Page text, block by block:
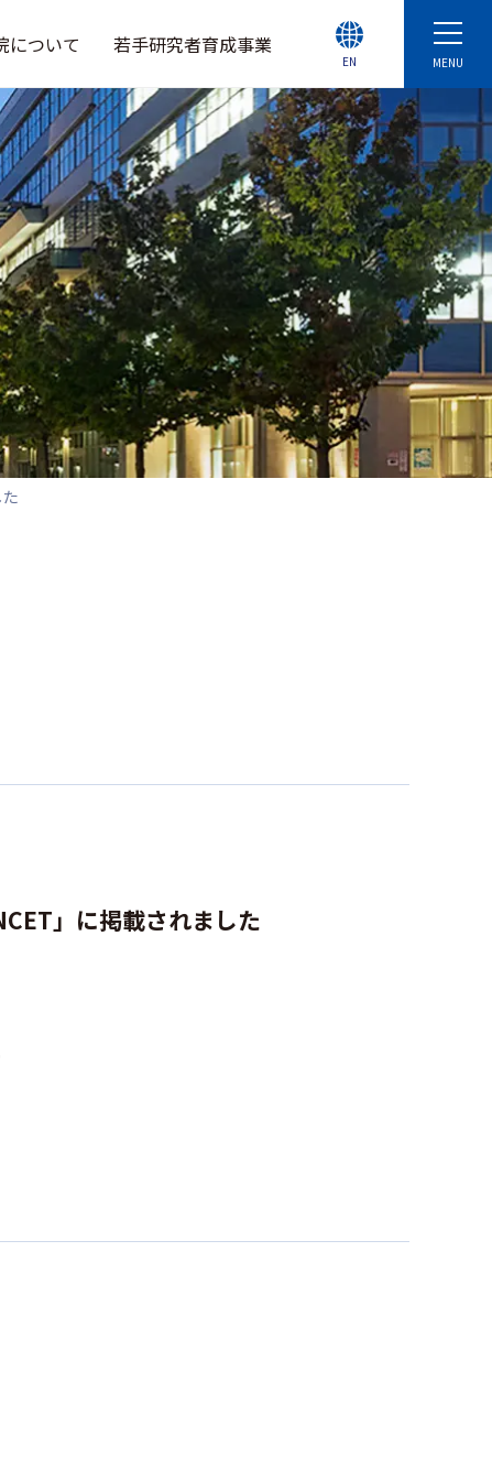
について 若手研究者育成事業
MENU
EN
」に掲載されました